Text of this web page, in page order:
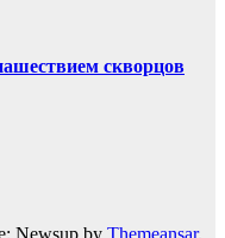
скворцов